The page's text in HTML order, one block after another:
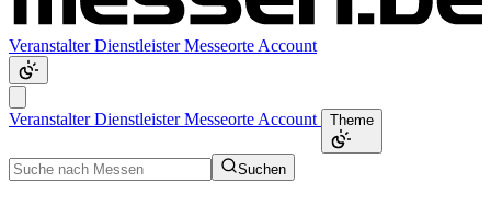
VeranstalterDienstleisterMesseorte Account
VeranstalterDienstleisterMesseorte Account Theme
Suchen